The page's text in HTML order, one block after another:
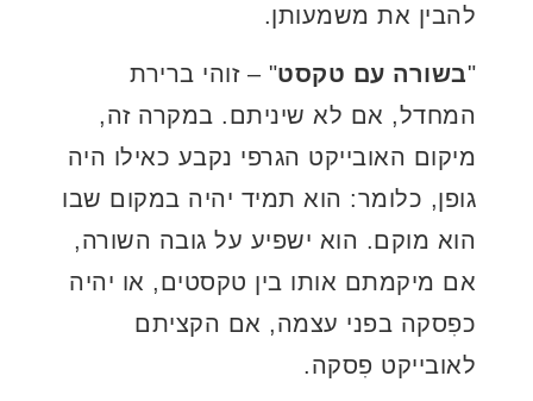
להבין את משמעותן.
"בשורה עם טקסט" – זוהי ברירת
המחדל, אם לא שיניתם. במקרה זה,
מיקום האובייקט הגרפי נקבע כאילו היה
גופן, כלומר: הוא תמיד יהיה במקום שבו
הוא מוקם. הוא ישפיע על גובה השורה,
אם מיקמתם אותו בין טקסטים, או יהיה
כפִסקה בפני עצמה, אם הקציתם
לאובייקט פִסקה.